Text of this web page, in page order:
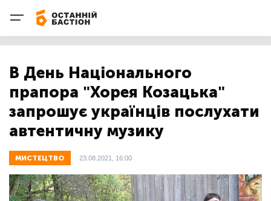
В День Національного
прапора "Хорея Козацька"
запрошує українців послухати
автентичну музику
МИСТЕЦТВО 23.08.2021, 16:00